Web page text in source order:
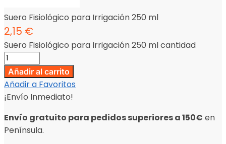
Suero Fisiológico para Irrigación 250 ml
2,15 €
Suero Fisiológico para Irrigación 250 ml cantidad
Añadir al carrito
Añadir a Favoritos
¡Envío Inmediato!
Envío gratuito para pedidos superiores a 150€ en
Península.